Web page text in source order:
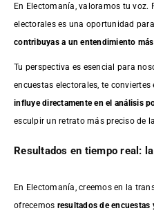
En Electomanía, valoramos tu voz.
electorales es una oportunidad
contribuyas a un entendimiento
Tu perspectiva es esencial para
encuestas electorales, te
influye directamente en el análisis
esculpir un retrato más preciso de
Resultados en tiempo real:
En Electomanía, creemos en la
ofrecemos resultados deencuestas